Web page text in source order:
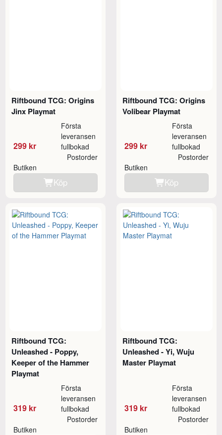
Riftbound TCG: Origins
Jinx Playmat
299 kr
Första
leveransen
fullbokad
Butiken
Postorder
Köp
Riftbound TCG: Origins
Volibear Playmat
299 kr
Första
leveransen
fullbokad
Butiken
Postorder
Köp
Riftbound TCG:
Unleashed - Poppy,
Keeper of the Hammer
Playmat
319 kr
Första
leveransen
fullbokad
Butiken
Postorder
Riftbound TCG:
Unleashed - Yi, Wuju
Master Playmat
319 kr
Första
leveransen
fullbokad
Butiken
Postorder